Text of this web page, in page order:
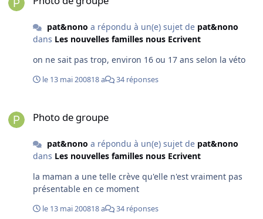
pat&nono a répondu à un(e) sujet de pat&nono
dans Les nouvelles familles nous Ecrivent
on ne sait pas trop, environ 16 ou 17 ans selon la véto
le 13 mai 200818 a 34 réponses
Photo de groupe
pat&nono a répondu à un(e) sujet de pat&nono
dans Les nouvelles familles nous Ecrivent
la maman a une telle crève qu'elle n'est vraiment pas
présentable en ce moment
le 13 mai 200818 a 34 réponses